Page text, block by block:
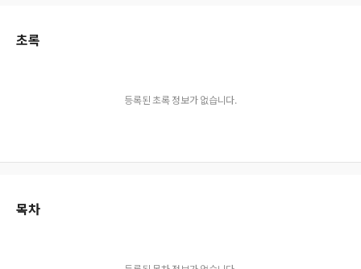
초록
등록된 초록 정보가 없습니다.
목차